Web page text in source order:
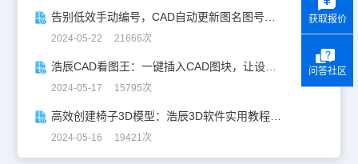
告别低效手动编号，CAD自动更新图名图号轻松搞定！
2024-05-22 21666次
浩辰CAD看图王：一键插入CAD图块，让设计更高效！
2024-05-17 15795次
高效创建椅子3D模型：浩辰3D软件实用教程分享！
2024-05-16 19421次
获取报价
问答社区